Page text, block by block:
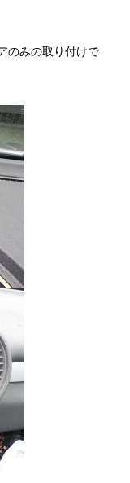
のみの取り付けで